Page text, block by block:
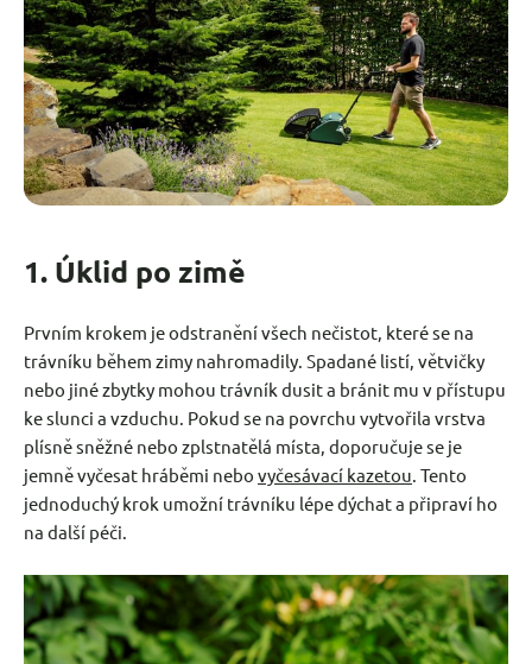
1. Úklid po zimě
Prvním krokem je odstranění všech nečistot, které se na
trávníku během zimy nahromadily. Spadané listí, větvičky
nebo jiné zbytky mohou trávník dusit a bránit mu v přístupu
ke slunci a vzduchu. Pokud se na povrchu vytvořila vrstva
plísně sněžné nebo zplstnatělá místa, doporučuje se je
jemně vyčesat hráběmi nebo vyčesávací kazetou . Tento
jednoduchý krok umožní trávníku lépe dýchat a připraví ho
na další péči.